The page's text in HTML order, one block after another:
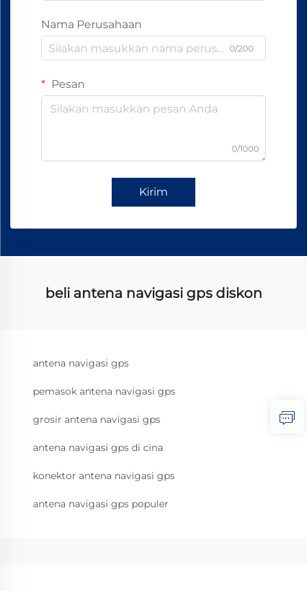
Nama Perusahaan
0/200
Pesan
0/1000
Kirim
beli antena navigasi gps diskon
antena navigasi gps
pemasok antena navigasi gps
grosir antena navigasi gps
antena navigasi gps di cina
konektor antena navigasi gps
antena navigasi gps populer